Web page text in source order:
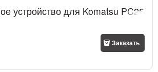
устройство для Komatsu PC25
Заказать